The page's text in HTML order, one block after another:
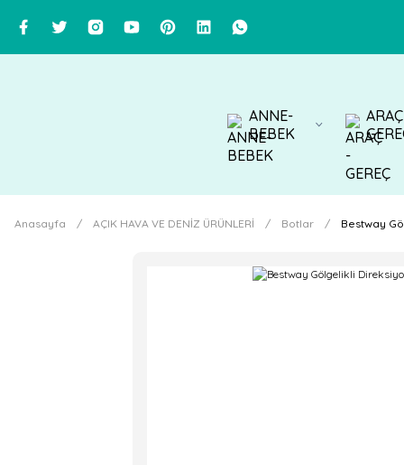
ANNE-
BEBEK
Anasayfa AÇIK HAVA VE DENİZ ÜRÜNLERİ Botlar Bestway